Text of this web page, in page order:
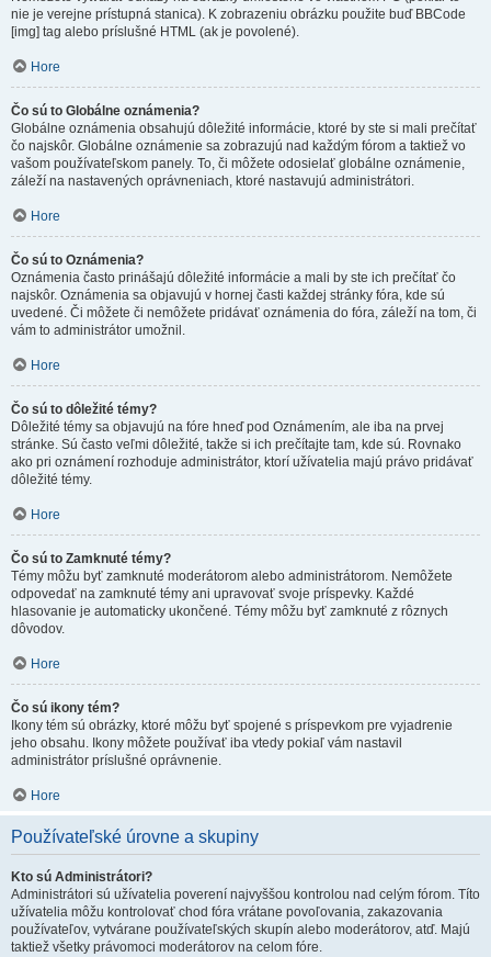
nie je verejne prístupná stanica). K zobrazeniu obrázku použite buď BBCode
[img] tag alebo príslušné HTML (ak je povolené).
Hore
Čo sú to Globálne oznámenia?
Globálne oznámenia obsahujú dôležité informácie, ktoré by ste si mali prečítať
čo najskôr. Globálne oznámenie sa zobrazujú nad každým fórom a taktiež vo
vašom používateľskom panely. To, či môžete odosielať globálne oznámenie,
záleží na nastavených oprávneniach, ktoré nastavujú administrátori.
Hore
Čo sú to Oznámenia?
Oznámenia často prinášajú dôležité informácie a mali by ste ich prečítať čo
najskôr. Oznámenia sa objavujú v hornej časti každej stránky fóra, kde sú
uvedené. Či môžete či nemôžete pridávať oznámenia do fóra, záleží na tom, či
vám to administrátor umožnil.
Hore
Čo sú to dôležité témy?
Dôležité témy sa objavujú na fóre hneď pod Oznámením, ale iba na prvej
stránke. Sú často veľmi dôležité, takže si ich prečítajte tam, kde sú. Rovnako
ako pri oznámení rozhoduje administrátor, ktorí užívatelia majú právo pridávať
dôležité témy.
Hore
Čo sú to Zamknuté témy?
Témy môžu byť zamknuté moderátorom alebo administrátorom. Nemôžete
odpovedať na zamknuté témy ani upravovať svoje príspevky. Každé
hlasovanie je automaticky ukončené. Témy môžu byť zamknuté z rôznych
dôvodov.
Hore
Čo sú ikony tém?
Ikony tém sú obrázky, ktoré môžu byť spojené s príspevkom pre vyjadrenie
jeho obsahu. Ikony môžete používať iba vtedy pokiaľ vám nastavil
administrátor príslušné oprávnenie.
Hore
Používateľské úrovne a skupiny
Kto sú Administrátori?
Administrátori sú užívatelia poverení najvyššou kontrolou nad celým fórom. Títo
užívatelia môžu kontrolovať chod fóra vrátane povoľovania, zakazovania
používateľov, vytvárane používateľských skupín alebo moderátorov, atď. Majú
taktiež všetky právomoci moderátorov na celom fóre.